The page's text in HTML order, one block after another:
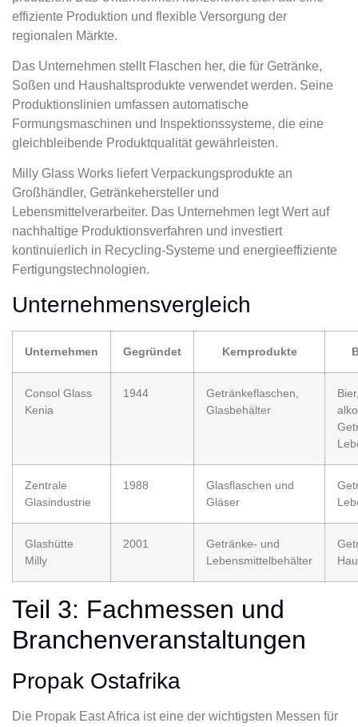
effiziente Produktion und flexible Versorgung der
regionalen Märkte.
Das Unternehmen stellt Flaschen her, die für Getränke,
Soßen und Haushaltsprodukte verwendet werden. Seine
Produktionslinien umfassen automatische
Formungsmaschinen und Inspektionssysteme, die eine
gleichbleibende Produktqualität gewährleisten.
Milly Glass Works liefert Verpackungsprodukte an
Großhändler, Getränkehersteller und
Lebensmittelverarbeiter. Das Unternehmen legt Wert auf
nachhaltige Produktionsverfahren und investiert
kontinuierlich in Recycling-Systeme und energieeffiziente
Fertigungstechnologien.
Unternehmensvergleich
Unternehmen Gegründet Kernprodukte
Consol Glass
Kenia
1944
Getränkeflaschen,
Glasbehälter
Zentrale
Glasindustrie
1988
Glasflaschen und
Gläser
Glashütte
Milly
2001
Getränke- und
Lebensmittelbehälter
Teil 3: Fachmessen und
Branchenveranstaltungen
Propak Ostafrika
Die Propak East Africa ist eine der wichtigsten Messen für